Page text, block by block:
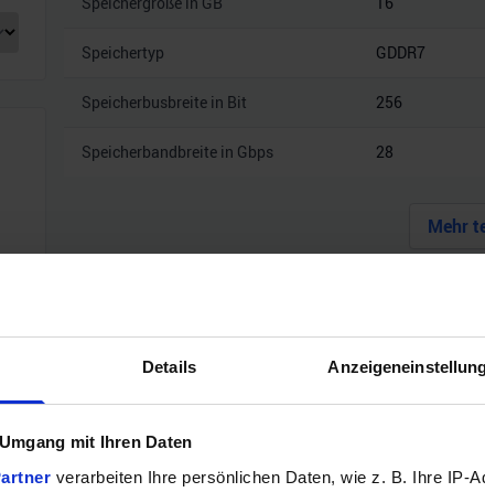
Details
mit Ihren Daten
verarbeiten Ihre persönlichen Daten, wie z. B. Ihre IP-
Speichertyp GDDR7
Speicherbusbreite in Bit 256
Speicherbandbreite in Gbps 28
Mehr
Hinweis: Unsere Links sind Affiliate Links. Wir erhalten beim